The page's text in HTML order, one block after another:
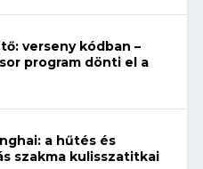
verseny kódban –
program dönti el a
a hűtés és
szakma kulisszatitkai